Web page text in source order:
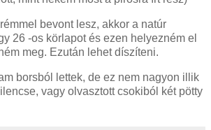
bevont lesz, akkor a natúr
26 -os körlapot és ezen helyezném el
meg. Ezután lehet díszíteni.
borsból lettek, de ez nem nagyon illik
vagy olvasztott csokiból két pötty